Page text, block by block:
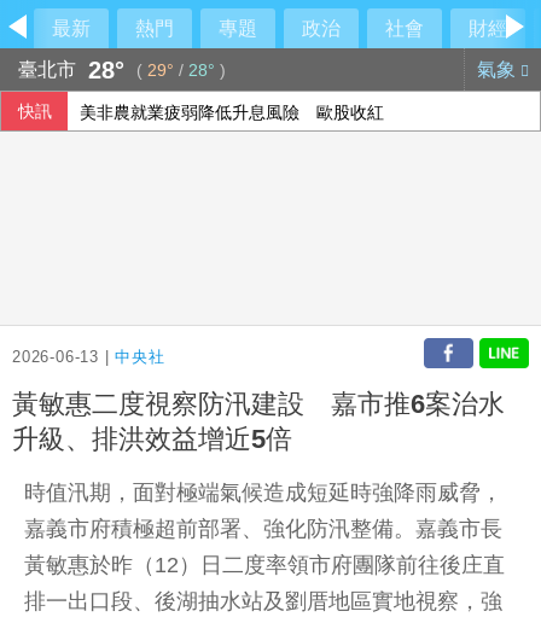
最新 熱門 專題 政治 社會
財經
臺北市 28° ( 29° / 28° ) 氣象
快訊 美非農就業疲弱降低升息風險 歐股收紅
2026-06-13 |中央社
黃敏惠二度視察防汛建設 嘉市推6案治水
升級、排洪效益增近5倍
時值汛期，面對極端氣候造成短延時強降雨威脅，
嘉義市府積極超前部署、強化防汛整備。嘉義市長
黃敏惠於昨（12）日二度率領市府團隊前往後庄直
排一出口段、後湖抽水站及劉厝地區實地視察，強